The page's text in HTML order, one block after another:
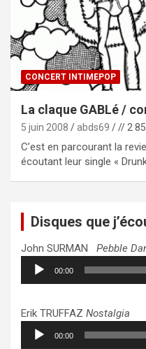
CONCERT INTIMEPOP
La claque GABLé /
5 juin 2008 abds69 // 2
C’est en parcourant la
écoutant leur single «
Disques que
John SURMAN Pebble
Lecteur
audio
00:00
Erik TRUFFAZ Nostalgia
Lecteur
audio
00:00